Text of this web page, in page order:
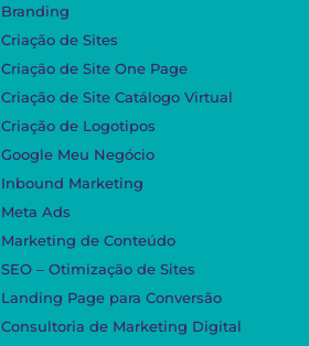
Branding
Criação de Sites
Criação de Site One Page
Criação de Site Catálogo Virtual
Criação de Logotipos
Google Meu Negócio
Inbound Marketing
Meta Ads
Marketing de Conteúdo
SEO – Otimização de Sites
Landing Page para Conversão
Consultoria de Marketing Digital